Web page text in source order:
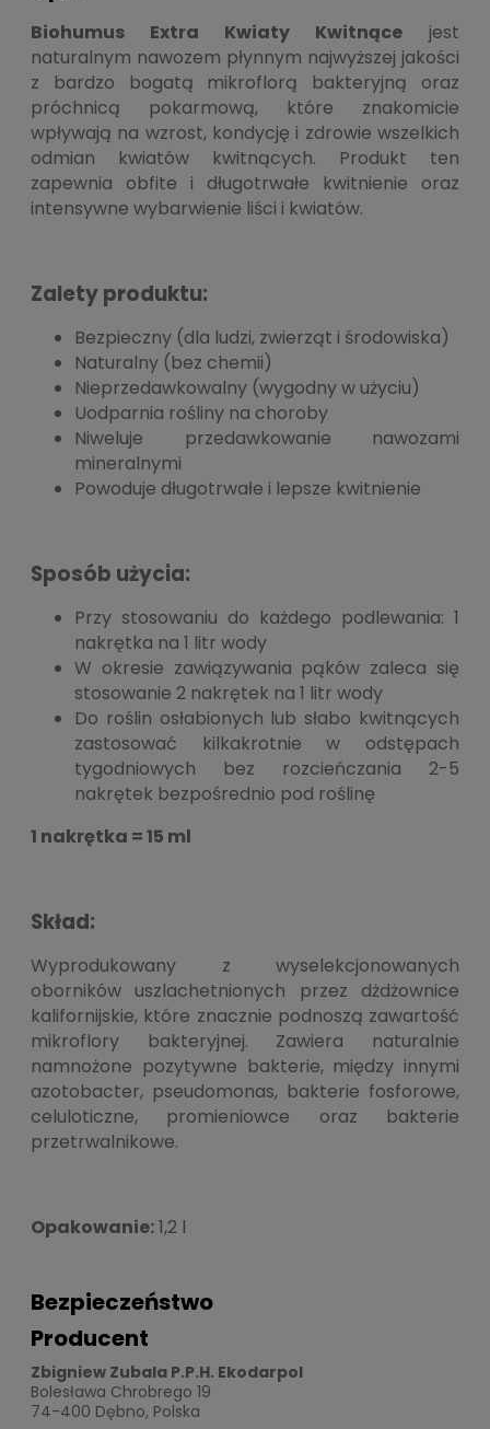
Biohumus Extra Kwiaty Kwitnące jest
naturalnym nawozem płynnym najwyższej jakości
z bardzo bogatą mikroflorą bakteryjną oraz
próchnicą pokarmową, które znakomicie
wpływają na wzrost, kondycję i zdrowie wszelkich
odmian kwiatów kwitnących. Produkt ten
zapewnia obfite i długotrwałe kwitnienie oraz
intensywne wybarwienie liści i kwiatów.
Zalety produktu:
Bezpieczny (dla ludzi, zwierząt i środowiska)
Naturalny (bez chemii)
Nieprzedawkowalny (wygodny w użyciu)
Uodparnia rośliny na choroby
Niweluje przedawkowanie nawozami
mineralnymi
Powoduje długotrwałe i lepsze kwitnienie
Sposób użycia:
Przy stosowaniu do każdego podlewania: 1
nakrętka na 1 litr wody
W okresie zawiązywania pąków zaleca się
stosowanie 2 nakrętek na 1 litr wody
Do roślin osłabionych lub słabo kwitnących
zastosować kilkakrotnie w odstępach
tygodniowych bez rozcieńczania 2-5
nakrętek bezpośrednio pod roślinę
1 nakrętka = 15 ml
Skład:
Wyprodukowany z wyselekcjonowanych
oborników uszlachetnionych przez dżdżownice
kalifornijskie, które znacznie podnoszą zawartość
mikroflory bakteryjnej. Zawiera naturalnie
namnożone pozytywne bakterie, między innymi
azotobacter, pseudomonas, bakterie fosforowe,
celuloticzne, promieniowce oraz bakterie
przetrwalnikowe.
Opakowanie:1,2 l
Bezpieczeństwo
Producent
Zbigniew Zubala P.P.H. Ekodarpol
Bolesława Chrobrego 19
74-400 Dębno, Polska